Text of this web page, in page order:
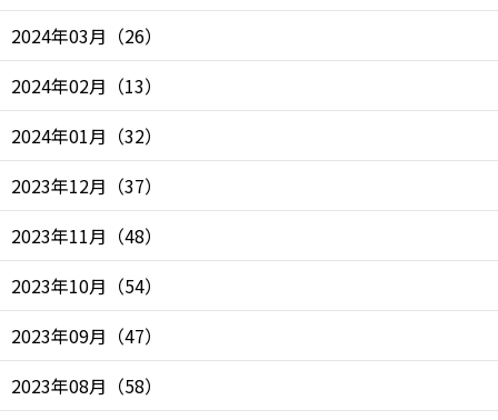
2024年03月 （26）
2024年02月 （13）
2024年01月 （32）
2023年12月 （37）
2023年11月 （48）
2023年10月 （54）
2023年09月 （47）
2023年08月 （58）